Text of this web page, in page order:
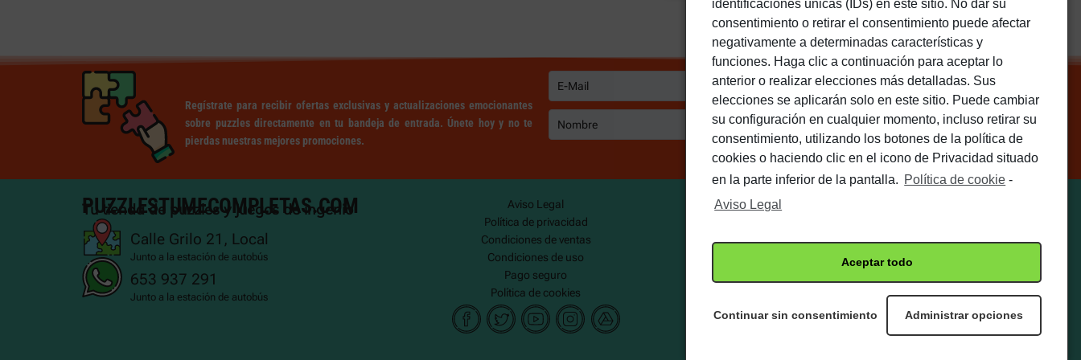
Regístrate para recibir ofertas exclusivas y actualizaciones emocionantes
sobre puzzles directamente en tu bandeja de entrada. Únete hoy y no te
pierdas nuestras mejores promociones.
SUSCRIBIRSE
PUZZLESTUMECOMPLETAS.COM
Tu tienda de puzzles y juegos de ingenio
Calle Grilo 21, Local
Junto a la estación de autobús
653 937 291
Junto a la estación de autobús
Aviso Legal
Política de privacidad
Condiciones de ventas
Condiciones de uso
Pago seguro
Política de cookies
las cookies de
marketing y activar este
identificaciones únicas (IDs) en este sitio. No dar su
consentimiento o retirar el consentimiento puede afectar
negativamente a determinadas características y
funciones. Haga clic a continuación para aceptar lo
anterior o realizar elecciones más detalladas. Sus
elecciones se aplicarán solo en este sitio. Puede cambiar
su configuración en cualquier momento, incluso retirar su
consentimiento, utilizando los botones de la política de
cookies o haciendo clic en el icono de Privacidad situado
en la parte inferior de la pantalla. Política de cookie -
Aviso Legal
Aceptar todo
Continuar sin consentimiento Administrar opciones